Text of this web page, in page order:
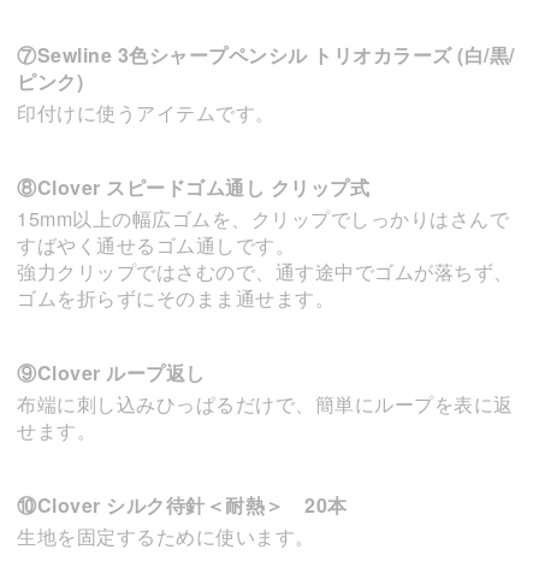
⑦Sewline 3色シャープペンシル トリオカラーズ (白/黒/
ピンク)
印付けに使うアイテムです。
⑧Clover スピードゴム通し クリップ式
15mm以上の幅広ゴムを、クリップでしっかりはさんで
すばやく通せるゴム通しです。
強力クリップではさむので、通す途中でゴムが落ちず、
ゴムを折らずにそのまま通せます。
⑨Clover ループ返し
布端に刺し込みひっぱるだけで、簡単にループを表に返
せます。
⑩Clover シルク待針＜耐熱＞ 20本
生地を固定するために使います。